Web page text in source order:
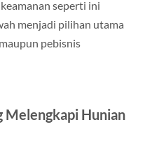
seperti ini
menjadi pilihan utama
pebisnis
Melengkapi Hunian